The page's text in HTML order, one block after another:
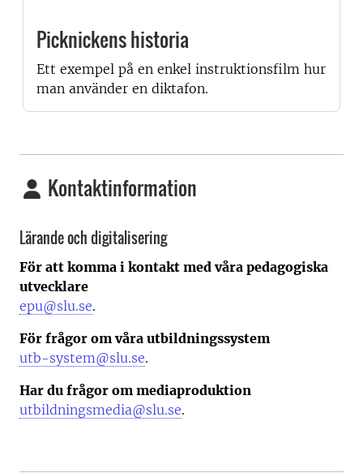
Picknickens historia
Ett exempel på en enkel instruktionsfilm hur
man använder en diktafon.
Kontaktinformation
Lärande och digitalisering
För att komma i kontakt med våra pedagogiska
utvecklare
epu@slu.se.
För frågor om våra utbildningssystem
utb-system@slu.se.
Har du frågor om mediaproduktion
utbildningsmedia@slu.se.